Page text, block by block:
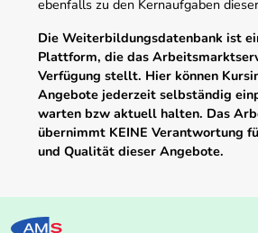
ebenfalls zu den Kernaufgaben
Die Weiterbildungsdatenbank ist
Plattform, die das
Verfügung stellt. Hier können
Angebote jederzeit selbständig
warten bzw aktuell halten. Das
übernimmt KEINE Verantwortung
und Qualität dieser Angebote.